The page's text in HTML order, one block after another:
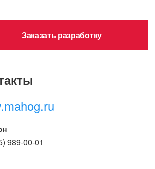
Заказать разработку
989-00-01